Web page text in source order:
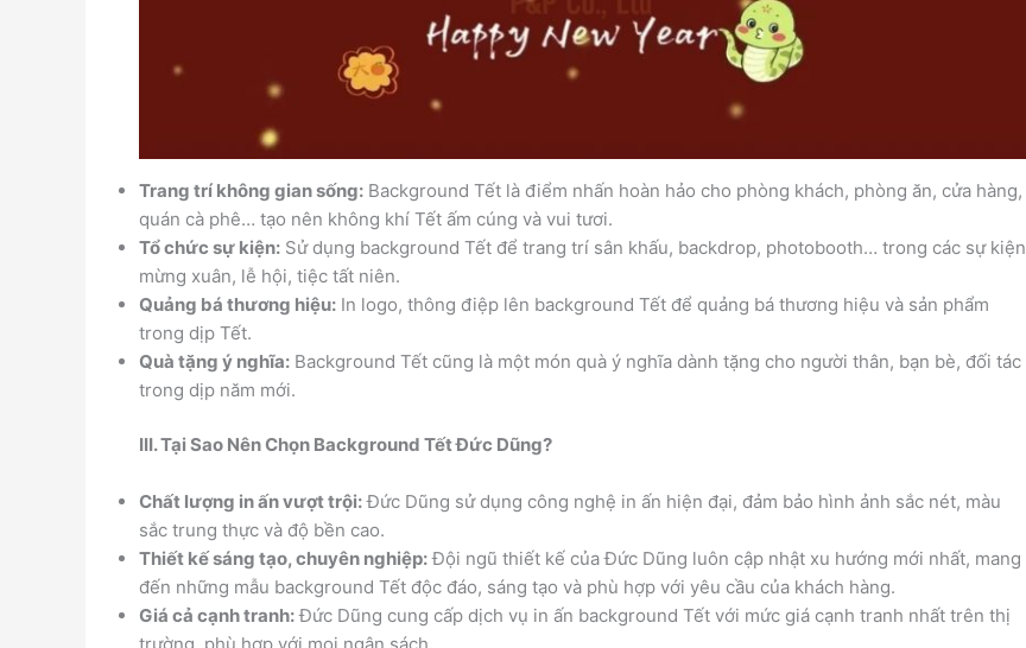
Trang trí không gian sống: Background Tết là điểm nhấn hoàn hảo cho phòng khách, phòng ăn, cửa hàng,
quán cà phê… tạo nên không khí Tết ấm cúng và vui tươi.
Tổ chức sự kiện: Sử dụng background Tết để trang trí sân khấu, backdrop, photobooth… trong các sự kiện
mừng xuân, lễ hội, tiệc tất niên.
Quảng bá thương hiệu: In logo, thông điệp lên background Tết để quảng bá thương hiệu và sản phẩm
trong dịp Tết.
Quà tặng ý nghĩa: Background Tết cũng là một món quà ý nghĩa dành tặng cho người thân, bạn bè, đối tác
trong dịp năm mới.
III. Tại Sao Nên Chọn Background Tết Đức Dũng?
Chất lượng in ấn vượt trội:Đức Dũng sử dụng công nghệ in ấn hiện đại, đảm bảo hình ảnh sắc nét, màu
sắc trung thực và độ bền cao.
Thiết kế sáng tạo, chuyên nghiệp:Đội ngũ thiết kế của Đức Dũng luôn cập nhật xu hướng mới nhất, mang
đến những mẫu background Tết độc đáo, sáng tạo và phù hợp với yêu cầu của khách hàng.
Giá cả cạnh tranh:Đức Dũng cung cấp dịch vụ in ấn background Tết với mức giá cạnh tranh nhất trên thị